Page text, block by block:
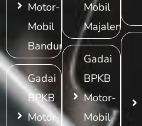
Motor-
Mobil
Bandung
Gadai
BPKB
Motor-
Mobil
Majalengka
Gadai
BPKB
Motor-
Mobil